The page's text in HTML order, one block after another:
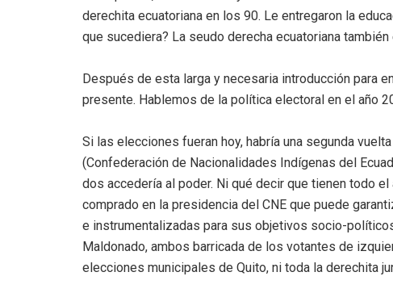
derechita ecuatoriana en los 90. Le entregaron la
que sucediera? La seudo derecha ecuatoriana
Después de esta larga y necesaria introducción para
presente. Hablemos de la política electoral en el año
Si las elecciones fueran hoy, habría una segunda
(Confederación de Nacionalidades Indígenas del
dos accedería al poder. Ni qué decir que tienen todo
comprado en la presidencia del CNE que puede
e instrumentalizadas para sus objetivos socio-
Maldonado, ambos barricada de los votantes de
elecciones municipales de Quito, ni toda la derechita